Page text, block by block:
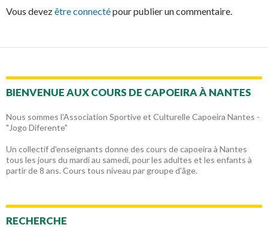
Vous devezêtre connectépour publier un commentaire.
BIENVENUE AUX COURS DE CAPOEIRA À NANTES
Nous sommes l'Association Sportive et Culturelle Capoeira Nantes -
"Jogo Diferente"
Un collectif d'enseignants donne des cours de capoeira à Nantes
tous les jours du mardi au samedi, pour les adultes et les enfants à
partir de 8 ans. Cours tous niveau par groupe d'âge.
RECHERCHE